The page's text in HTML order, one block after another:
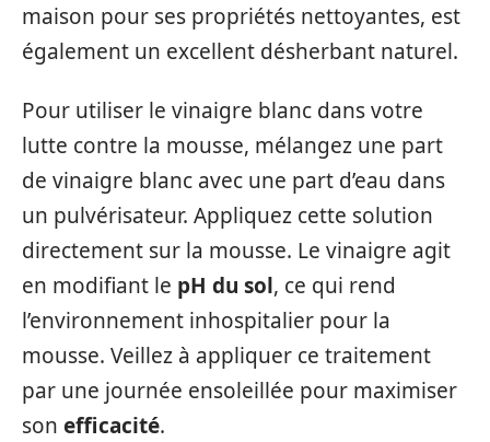
maison pour ses propriétés nettoyantes, est
également un excellent désherbant naturel.
Pour utiliser le vinaigre blanc dans votre
lutte contre la mousse, mélangez une part
de vinaigre blanc avec une part d’eau dans
un pulvérisateur. Appliquez cette solution
directement sur la mousse. Le vinaigre agit
en modifiant le pH du sol, ce qui rend
l’environnement inhospitalier pour la
mousse. Veillez à appliquer ce traitement
par une journée ensoleillée pour maximiser
son efficacité.